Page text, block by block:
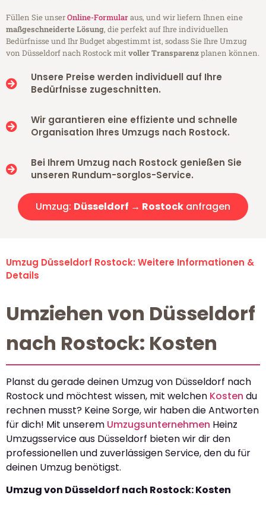
Füllen Sie unserOnline-Formularaus, und wir liefern Ihnen eine
maßgeschneiderte Lösung, die perfekt auf Ihre individuellen
Bedürfnisse und Ihr Budget abgestimmt ist, sodass Sie Ihre Umzug
von Düsseldorf nach Rostock mitvoller Transparenzplanen können.
Unsere Preise werden individuell auf Ihre
Bedürfnisse zugeschnitten.
Wir garantieren eine effiziente und schnelle
Organisation Ihres Umzugs nach Rostock.
Bei Ihrem Umzug nach Rostock genießen Sie
unseren Rundum-sorglos-Service.
Umzug: Düsseldorf → Rostock anfragen
Umzug Düsseldorf Rostock: Weitere Informationen &
Details
Umziehen von Düsseldorf
nach Rostock: Kosten
Planst du gerade deinen Umzug von Düsseldorf nach
Rostock und möchtest wissen, mit welchen Kosten du
rechnen musst? Keine Sorge, wir haben die Antworten
für dich! Mit unserem Umzugsunternehmen Heinz
Umzugsservice aus Düsseldorf bieten wir dir den
professionellen und zuverlässigen Service, den du für
deinen Umzug benötigst.
Umzug von Düsseldorf nach Rostock: Kosten